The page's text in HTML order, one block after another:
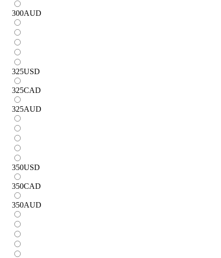
300AUD
325USD
325CAD
325AUD
350USD
350CAD
350AUD